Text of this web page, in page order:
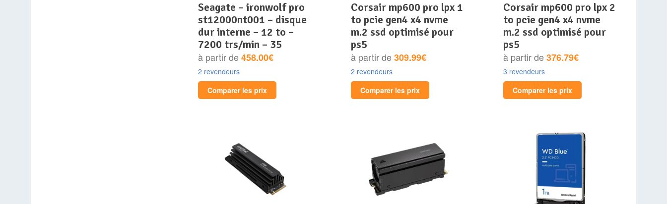
seagate – ironwolf pro
st12000nt001 – disque
dur interne – 12 to –
7200 trs/min – 35
à partir de458.00€
2 revendeurs
Comparer les prix
corsair mp600 pro lpx 1
to pcie gen4 x4 nvme
m.2 ssd optimisé pour
ps5
à partir de309.99€
2 revendeurs
Comparer les prix
corsair mp600 pro lpx 2
to pcie gen4 x4 nvme
m.2 ssd optimisé pour
ps5
à partir de376.79€
3 revendeurs
Comparer les prix